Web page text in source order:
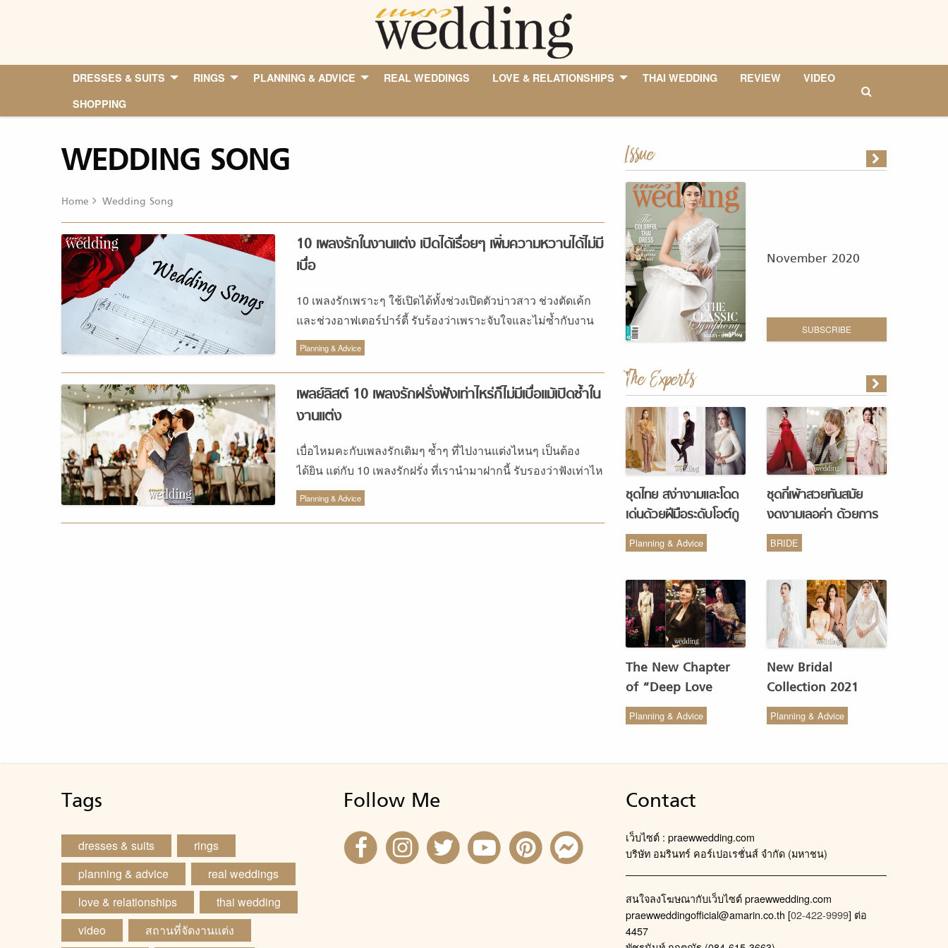
DRESSES & SUITS RINGS PLANNING & ADVICE REAL WEDDINGS LOVE & RELATIONSHIPS THAI WEDDING REVIEW
VIDEO
SHOPPING
WEDDING SONG
Home Wedding Song
10 เพลงรักในงานแต่ง เปิดได้เรื่อยๆ เพิ่มความหวานได้ไม่มี
เบื่อ
10 เพลงรักเพราะๆ ใช้เปิดได้ทั้งช่วงเปิดตัวบ่าวสาว ช่วงตัดเค้ก
และช่วงอาฟเตอร์ปาร์ตี้ รับร้องว่าเพราะจับใจและไม่ซ้ำกับงาน
ไหนๆ...
Planning & Advice
เพลย์ลิสต์ 10 เพลงรักฝรั่งฟังเท่าไหร่ก็ไม่มีเบื่อแม้เปิดซ้ำใน
งานแต่ง
เบื่อไหมคะกับเพลงรักเดิมๆ ซ้ำๆ ที่ไปงานแต่งไหนๆ เป็นต้อง
ได้ยิน แต่กับ 10 เพลงรักฝรั่ง ที่เรานำมาฝากนี้ รับรองว่าฟังเท่าไห
รก็อินไม่มีเบื่อแน่นอน
Planning & Advice
Issue
November 2020
SUBSCRIBE
The Experts
ชุดไทย สง่างามและโดด
เด่นด้วยฝีมือระดับโอต์กู
ตูร์ จากห้องเสื้อ Vanus
Couture
Planning & Advice
ชุดกี่เพ้าสวยทันสมัย
งดงามเลอค่า ด้วยการ
รังสรรค์จากห้องเสื้อ
Monique Wedding
BRIDE
The New Chapter
of “Deep Love
Wedding Studio” :
รังสรรค์ผ้าทอของไทยให้
Planning & Advice
New Bridal
Collection 2021
from COCO CHIC
สวย เรียบง่าย สไตล์มินิ
Planning & Advice
Tags
dresses & suits
rings
planning & advice
real weddings
love & relationships
thai wedding
video
สถานที่จัดงานแต่ง
Follow Me Contact
เว็บไซต์ : praewwedding.com
บริษัท อมรินทร์ คอร์เปอเรชั่นส์ จำกัด (มหาชน)
สนใจลงโฆษณากับเว็บไซต์ praewwedding.com
praewweddingofficial@amarin.co.th [02-422-9999] ต่อ
4457